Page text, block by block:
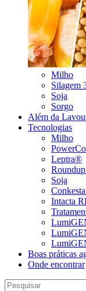
Milho
Silagem
Soja
Sorgo
Além da
Tecnologias
Milho
Leptra®
Soja
Intacta
Boas práticas
Onde encontrar